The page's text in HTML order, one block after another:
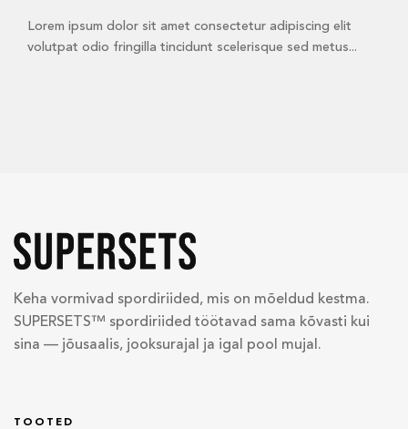
Lorem ipsum dolor sit amet consectetur adipiscing elit
volutpat odio fringilla tincidunt scelerisque sed metus...
Keha vormivad spordiriided, mis on mõeldud kestma.
SUPERSETS™ spordiriided töötavad sama kõvasti kui
sina — jõusaalis, jooksurajal ja igal pool mujal.
TOOTED